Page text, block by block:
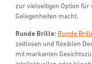
zur vielseitigen Option
Gelegenheiten macht.
Runde Brille: Runde
zeitlosen und flexiblen
mit markanten